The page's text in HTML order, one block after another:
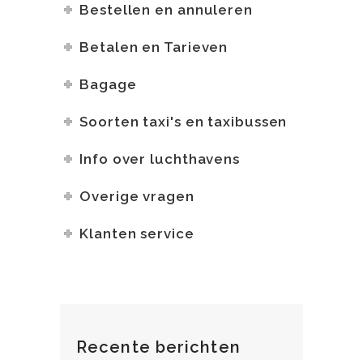
Bestellen en annuleren
Betalen en Tarieven
Bagage
Soorten taxi's en taxibussen
Info over luchthavens
Overige vragen
Klanten service
Recente berichten